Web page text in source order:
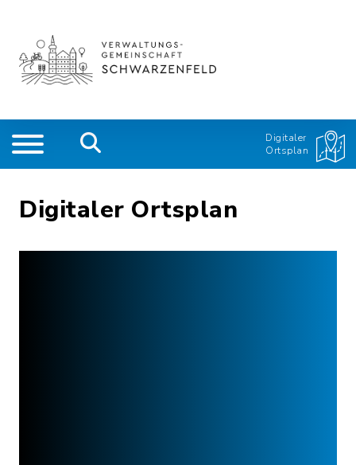
Digitaler
Ortsplan
Digitaler Ortsplan